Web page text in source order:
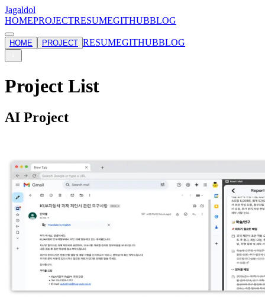
Jagaldol
HOMEPROJECTRESUMEGITHUBBLOG
HOME PROJECT RESUMEGITHUBBLOG
Project List
AI Project